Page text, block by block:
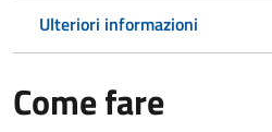
Ulteriori informazioni
Come fare